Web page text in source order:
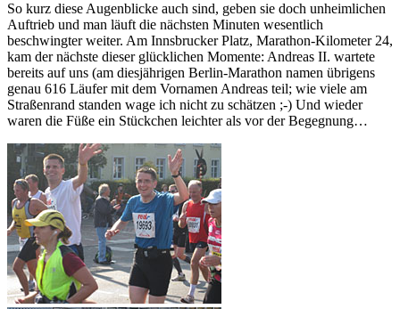
So kurz diese Augenblicke auch sind, geben sie doch unheimlichen
Auftrieb und man läuft die nächsten Minuten wesentlich
beschwingter weiter. Am Innsbrucker Platz, Marathon-Kilometer 24,
kam der nächste dieser glücklichen Momente: Andreas II. wartete
bereits auf uns (am diesjährigen Berlin-Marathon namen übrigens
genau 616 Läufer mit dem Vornamen Andreas teil; wie viele am
Straßenrand standen wage ich nicht zu schätzen ;-) Und wieder
waren die Füße ein Stückchen leichter als vor der Begegnung…